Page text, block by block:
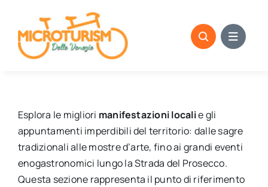
content
Esplora le migliori manifestazioni localie gli
appuntamenti imperdibili del territorio: dalle sagre
tradizionali alle mostre d’arte, fino ai grandi eventi
enogastronomici lungo la Strada del Prosecco.
Questa sezione rappresenta il punto di riferimento